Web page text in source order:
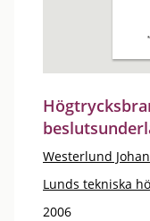
Westerlund Johan
Lunds tekniska
2006